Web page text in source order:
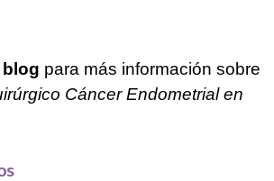
para más información sobre
Cáncer Endometrial en